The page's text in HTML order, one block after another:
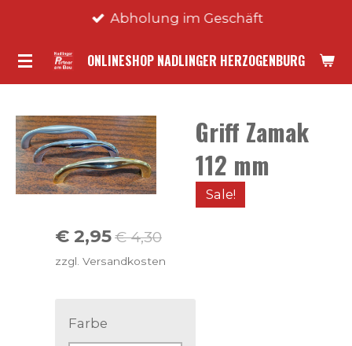
springen
ONLINESHOP NADLINGER HERZOGENBURG
Abholung im Geschäft
Griff Zamak
112 mm
Sale!
€ 2,95€ 4,30
zzgl. Versandkosten
Farbe